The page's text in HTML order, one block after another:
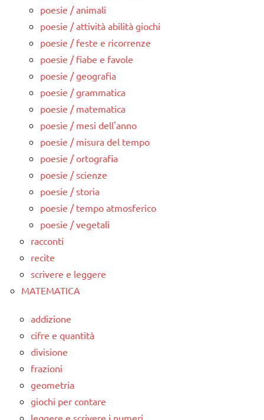
poesie / animali
poesie / attività abilità giochi
poesie / feste e ricorrenze
poesie / fiabe e favole
poesie / geografia
poesie / grammatica
poesie / matematica
poesie / mesi dell'anno
poesie / misura del tempo
poesie / ortografia
poesie / scienze
poesie / storia
poesie / tempo atmosferico
poesie / vegetali
racconti
recite
scrivere e leggere
MATEMATICA
addizione
cifre e quantità
divisione
frazioni
geometria
giochi per contare